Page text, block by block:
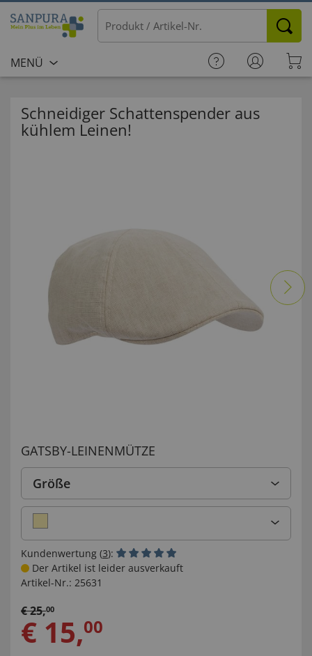
MENÜ
Schneidiger Schattenspender aus
kühlem Leinen!
GATSBY-LEINENMÜTZE
Größe
Kundenwertung (3):
Der Artikel ist leider ausverkauft
Artikel-Nr.: 25631
€25,00
€ 15,00